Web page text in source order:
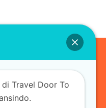
Travel Door To